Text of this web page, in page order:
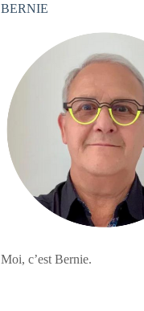
BERNIE
Moi, c’est Bernie.